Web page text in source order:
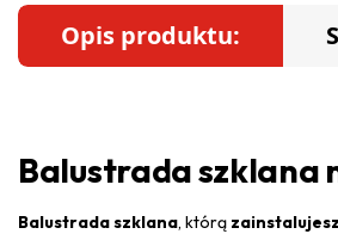
Opis produktu:
Balustrada szklana
Balustrada szklana, którą